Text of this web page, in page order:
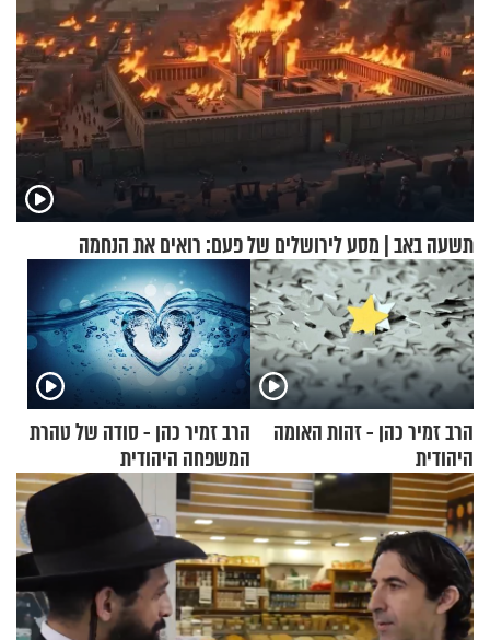
תשעה באב | מסע לירושלים של פעם: רואים את הנחמה
הרב זמיר כהן - זהות האומה
היהודית
הרב זמיר כהן - סודה של טהרת
המשפחה היהודית